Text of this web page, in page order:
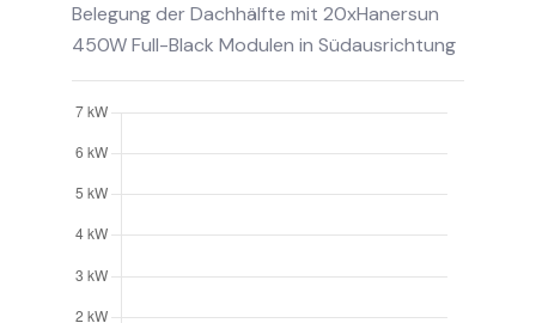
Belegung der Dachhälfte mit 20xHanersun
450W Full-Black Modulen in Südausrichtung